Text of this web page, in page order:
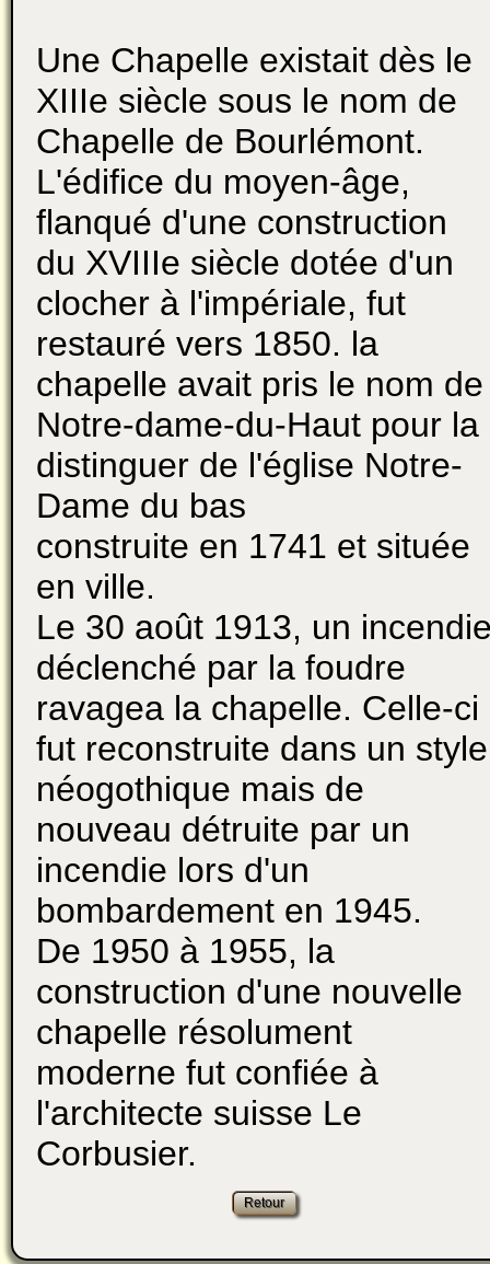
Une Chapelle existait dès le
XIIIe siècle sous le nom de
Chapelle de Bourlémont.
L'édifice du moyen-âge,
flanqué d'une construction
du XVIIIe siècle dotée d'un
clocher à l'impériale, fut
restauré vers 1850. la
chapelle avait pris le nom de
Notre-dame-du-Haut pour la
distinguer de l'église Notre-
Dame du bas
construite en 1741 et située
en ville.
Le 30 août 1913, un
déclenché par la foudre
ravagea la chapelle. Celle-ci
fut reconstruite dans un style
néogothique mais de
nouveau détruite par un
incendie lors d'un
bombardement en 1945.
De 1950 à 1955, la
construction d'une nouvelle
chapelle résolument
moderne fut confiée à
l'architecte suisse Le
Corbusier.